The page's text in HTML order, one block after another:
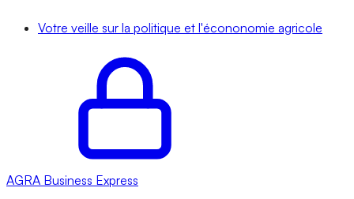
Votre veille sur la politique et l'écononomie agricole
AGRA Business Express